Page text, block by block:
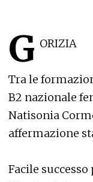
G ORIZIA
Tra le
B2 nazionale
Natisonia
affermazione
Facile